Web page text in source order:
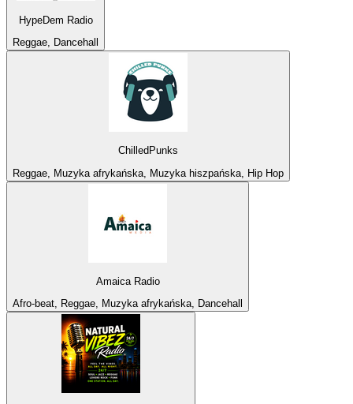
HypeDem Radio
Reggae, Dancehall
ChilledPunks
Reggae, Muzyka afrykańska, Muzyka hiszpańska, Hip Hop
Amaica Radio
Afro-beat, Reggae, Muzyka afrykańska, Dancehall